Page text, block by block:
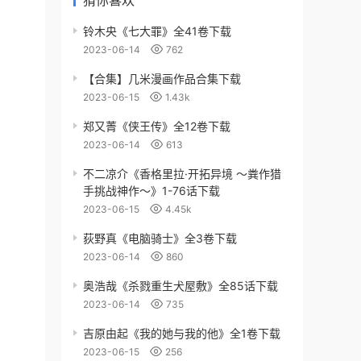
铃木央《七大罪》全41卷下载
2023-06-14 762
【合集】几米漫画作品合集下载
2023-06-15 1.43k
郑又菁《侠王传》全12卷下载
2023-06-14 613
不二凉介《香格里拉·开拓异境 ～粪作猎
手挑战神作～》1-76话下载
2023-06-15 4.45k
荻野真《电脑骑士》全3卷下载
2023-06-14 860
奥浩哉《杀戮重生犬屋敷》全85话下载
2023-06-14 735
吉原由起《我的她与我的他》全1卷下载
2023-06-15 256